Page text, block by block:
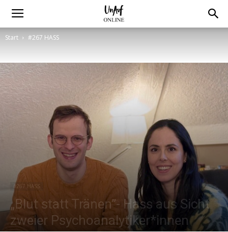
Start #267 HASS
#267 HASS
„Blut statt Tränen”- Hass aus Sicht
zweier Psychoanalytiker*innen